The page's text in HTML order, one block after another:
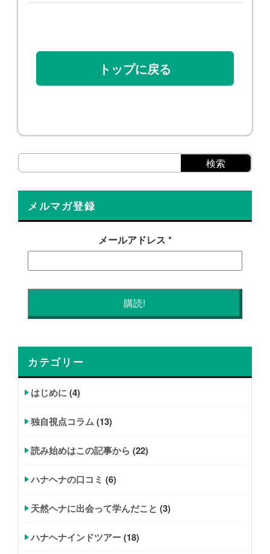
トップに戻る
メルマガ登録
メールアドレス *
カテゴリー
はじめに(4)
独自視点コラム(13)
読み始めはこの記事から (22)
ハナヘナの口コミ (6)
天然ヘナに出会って学んだこと (3)
ハナヘナインドツアー(18)